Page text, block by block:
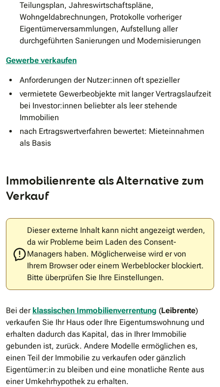
Teilungsplan, Jahreswirtschaftspläne,
Wohngeldabrechnungen, Protokolle vorheriger
Eigentümerversammlungen, Aufstellung aller
durchgeführten Sanierungen und Modernisierungen
Gewerbe verkaufen
Anforderungen der Nutzer:innen oft spezieller
vermietete Gewerbeobjekte mit langer Vertragslaufzeit
bei Investor:innen beliebter als leer stehende
Immobilien
nach Ertragswertverfahren bewertet: Mieteinnahmen
als Basis
Immobilienrente als Alternative zum
Verkauf
Dieser externe Inhalt kann nicht angezeigt werden,
da wir Probleme beim Laden des Consent-
Managers haben. Möglicherweise wird er von
Ihrem Browser oder einem Werbeblocker blockiert.
Bitte überprüfen Sie Ihre Einstellungen.
Bei der klassischen Immobilienverrentung (Leibrente)
verkaufen Sie Ihr Haus oder Ihre Eigentumswohnung und
erhalten dadurch das Kapital, das in Ihrer Immobilie
gebunden ist, zurück. Andere Modelle ermöglichen es,
einen Teil der Immobilie zu verkaufen oder gänzlich
Eigentümer:in zu bleiben und eine monatliche Rente aus
einer Umkehrhypothek zu erhalten.